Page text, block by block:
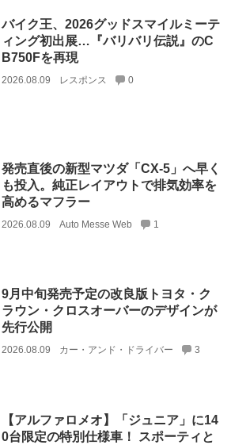
バイク王、2026グッドスマイルミーテ
ィング初出展…『バリバリ伝説』のC
B750Fを再現
2026.08.09 レスポンス 0
発売直後の新型マツダ「CX-5」へ早く
も投入。純正レイアウトで排気効率を
高めるマフラー
2026.08.09 Auto Messe Web 1
9月中旬発売予定の改良版トヨタ・ク
ラウン・クロスオーバーのデザインが
先行公開
2026.08.09 カー・アンド・ドライバー 3
【アルファロメオ】「ジュニア」に14
0台限定の特別仕様車！ スポーティと